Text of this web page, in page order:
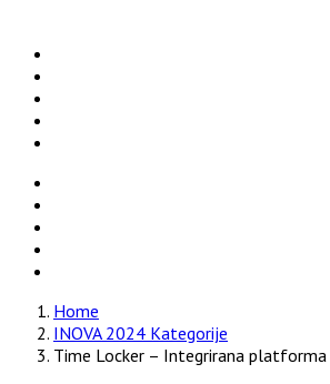
Home
INOVA 2024 Kategorije
Time Locker – Integrirana